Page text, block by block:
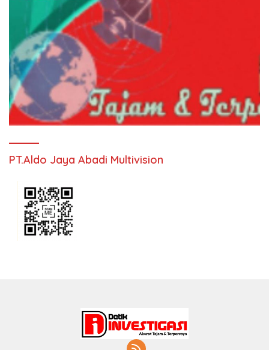
PT.Aldo Jaya Abadi Multivision